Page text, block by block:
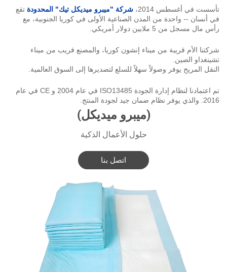
تأسست في أغسطس 2014، شركة "ميبرو ميديكل تيك" المحدودة تقع
في أنسان -- واحدة من المدن الصناعية الأولى في كوريا الجنوبية، مع
رأس مال مسجل من 5 ملايين دولار أمريكي.
شركتنا الأم قريبة من ميناء إنشون كوريا، والمصنع قريب من ميناء
تشينغداو الصين.
النقل المريح يوفر وصولاً سهلاً للسلع لتصديرها إلى السوق العالمية.
تم اعتمادنا لنظام إدارة الجودة ISO13485 في عام 2004 و CE في عام
2016. والذي يوفر نظام ضمان جيد لجودة المنتج.
(ميبرو ميديكل)
حلول الأعمال الذكية
اتصل بنا